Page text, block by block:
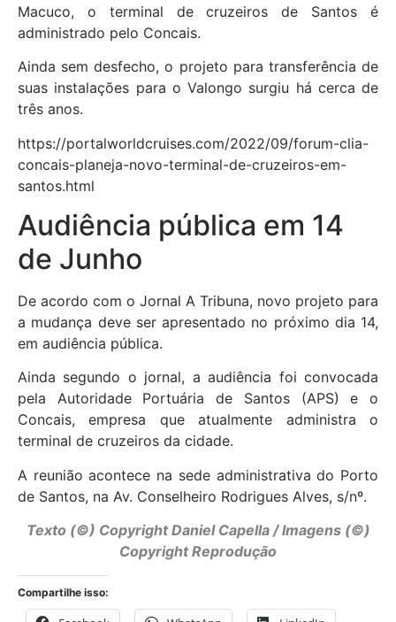
Macuco, o terminal de cruzeiros de Santos é
administrado pelo Concais.
Ainda sem desfecho, o projeto para transferência de
suas instalações para o Valongo surgiu há cerca de
três anos.
https://portalworldcruises.com/2022/09/forum-clia-
concais-planeja-novo-terminal-de-cruzeiros-em-
santos.html
Audiência pública em 14
de Junho
De acordo com o Jornal A Tribuna, novo projeto para
a mudança deve ser apresentado no próximo dia 14,
em audiência pública.
Ainda segundo o jornal, a audiência foi convocada
pela Autoridade Portuária de Santos (APS) e o
Concais, empresa que atualmente administra o
terminal de cruzeiros da cidade.
A reunião acontece na sede administrativa do Porto
de Santos, na Av. Conselheiro Rodrigues Alves, s/nº.
Texto (©) Copyright Daniel Capella / Imagens (©)
Copyright Reprodução
Compartilhe isso: